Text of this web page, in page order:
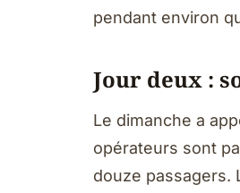
pendant environ
Jour deux :
Le dimanche a
opérateurs sont
douze passagers.